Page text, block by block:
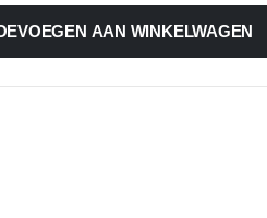
AAN WINKELWAGEN